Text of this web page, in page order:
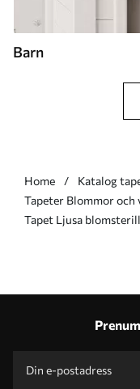
Barn
Home
Katalog
Tapeter Blommor och
Tapet Ljusa